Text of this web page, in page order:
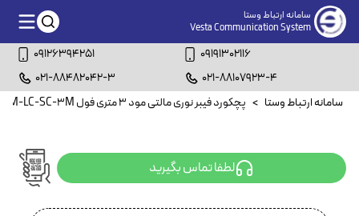
سامانه ارتباط وستا
Vesta Communication System
09126394251
09191302116
021-88482042-3
021-88107923-4
سامانه ارتباط وستا > پچکورد فیبر نوری مالتی مود ۳ متری فول FBDM-LC-SC-3M
لطفا تماس بگیرید